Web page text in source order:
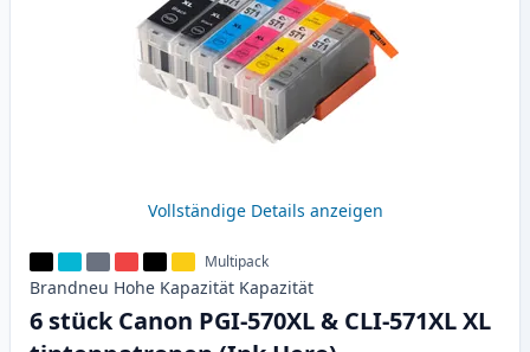
Vollständige Details anzeigen
Multipack
Brandneu Hohe Kapazität Kapazität
6 stück Canon PGI-570XL & CLI-571XL XL